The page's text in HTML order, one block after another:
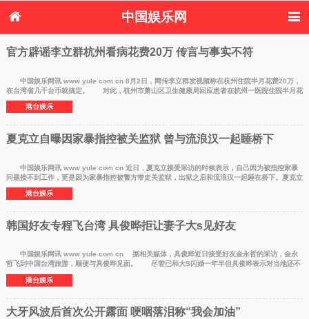
中国娱乐网
首页 新闻 女性
内地娱乐
体育花边
音乐新闻 影视新闻
内地明星八卦
港台明星八卦
官方辟谣李立群杭州看病花费20万 传言与事实不符
中国娱乐网讯 www yule com cn 8月2日，网传李立群发视频称在杭州住院半月花费20万，
在台湾省几千台币就搞定。 对此，杭州市萧山区卫生健康局回应患者在杭州一医院住院半月花
费20万的情
港台娱乐
夏克立自曝因家暴指控被关监狱 曾与流浪汉一起睡桥下
中国娱乐网讯 www yule com cn 近日，夏克立接受采访的时候表示，自己因为被指控家暴
问题接不到工作，更是因为家暴指控被警方带走关监狱，出狱之后和流浪汉一起睡在桥下。夏克立
黄嘉千一家
港台娱乐
韩国好友专程飞台湾 具俊晔拒让妻子大s见好友
中国娱乐网讯 www yule com cn 据相关媒体，具俊晔近日接受好友金永哲的采访，金永
哲飞到中国台湾旅游，顺便与具俊晔见面。 尽管已和大S闪婚一年半但具俊晔表示对当地还不
是很熟悉，被
港台娱乐
大牙风波后首次公开露面 哽咽落泪称“我会加油”